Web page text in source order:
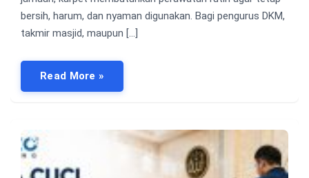
bersih, harum, dan nyaman digunakan. Bagi pengurus DKM,
takmir masjid, maupun […]
Read More »